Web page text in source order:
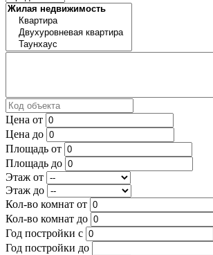
Цена от
Цена до
Площадь от
Площадь до
Этаж от
Этаж до
Кол-во комнат от
Кол-во комнат до
Год постройки с
Год постройки до